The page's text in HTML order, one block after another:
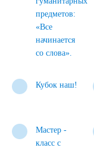
предметов:
«Все
начинается
со слова».
Кубок наш!
Мастер -
класс с